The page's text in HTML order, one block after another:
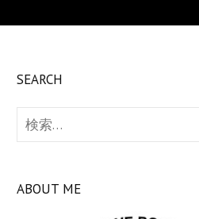
SEARCH
検
索:
ABOUT ME